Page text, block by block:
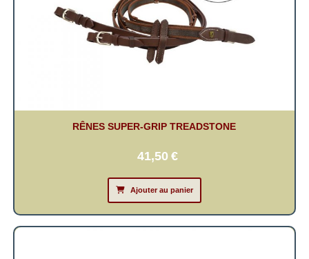
RÊNES SUPER-GRIP TREADSTONE
41,50 €
Ajouter au panier